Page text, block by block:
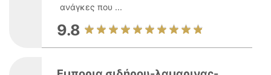
ανάγκες που ...
9.8